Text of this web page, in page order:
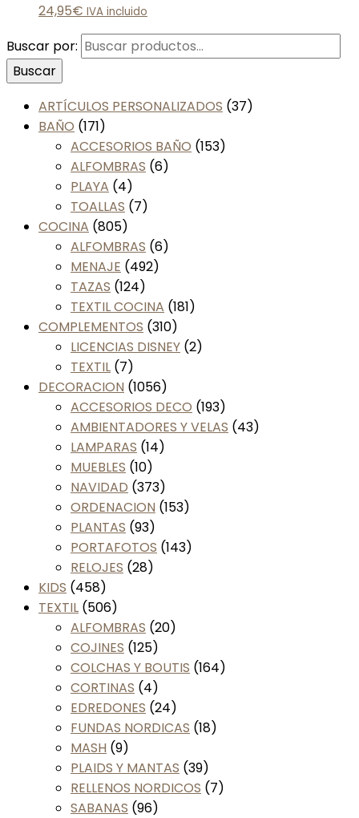
24,95€ IVA incluido
Buscar por:
Buscar
ARTÍCULOS PERSONALIZADOS (37)
BAÑO (171)
ACCESORIOS BAÑO (153)
ALFOMBRAS (6)
PLAYA (4)
TOALLAS (7)
COCINA (805)
ALFOMBRAS (6)
MENAJE (492)
TAZAS (124)
TEXTIL COCINA (181)
COMPLEMENTOS (310)
LICENCIAS DISNEY (2)
TEXTIL (7)
DECORACION (1056)
ACCESORIOS DECO (193)
AMBIENTADORES Y VELAS (43)
LAMPARAS (14)
MUEBLES (10)
NAVIDAD (373)
ORDENACION (153)
PLANTAS (93)
PORTAFOTOS (143)
RELOJES (28)
KIDS (458)
TEXTIL (506)
ALFOMBRAS (20)
COJINES (125)
COLCHAS Y BOUTIS (164)
CORTINAS (4)
EDREDONES (24)
FUNDAS NORDICAS (18)
MASH (9)
PLAIDS Y MANTAS (39)
RELLENOS NORDICOS (7)
SABANAS (96)